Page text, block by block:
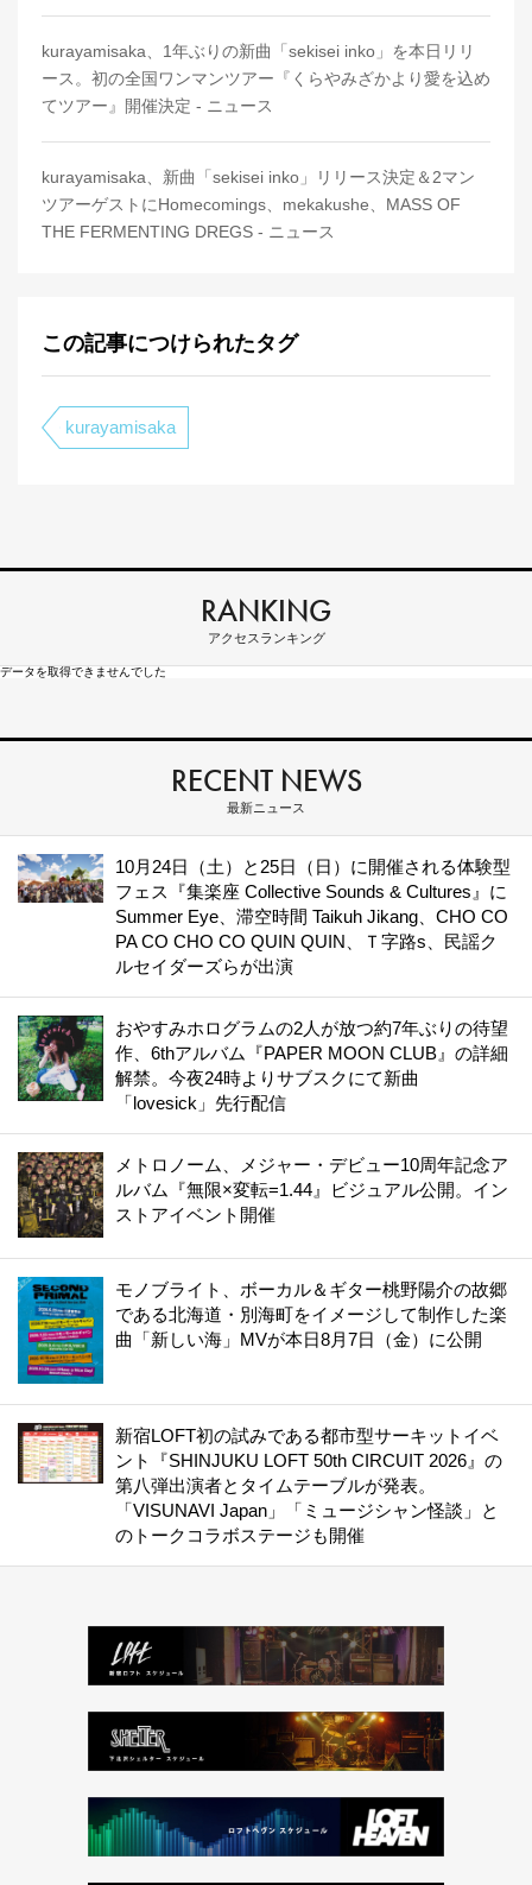
kurayamisaka、1年ぶりの新曲「sekisei inko」を本日リリ
ース。初の全国ワンマンツアー『くらやみざかより愛を込め
てツアー』開催決定 - ニュース
kurayamisaka、新曲「sekisei inko」リリース決定＆2マン
ツアーゲストにHomecomings、mekakushe、MASS OF
THE FERMENTING DREGS - ニュース
この記事につけられたタグ
kurayamisaka
RANKING
アクセスランキング
データを取得できませんでした
RECENT NEWS
最新ニュース
10月24日（土）と25日（日）に開催される体験型
フェス『集楽座 Collective Sounds & Cultures』に
Summer Eye、滞空時間 Taikuh Jikang、CHO CO
PA CO CHO CO QUIN QUIN、Ｔ字路s、民謡ク
ルセイダーズらが出演
おやすみホログラムの2人が放つ約7年ぶりの待望
作、6thアルバム『PAPER MOON CLUB』の詳細
解禁。今夜24時よりサブスクにて新曲
「lovesick」先行配信
メトロノーム、メジャー・デビュー10周年記念ア
ルバム『無限×変転=1.44』ビジュアル公開。イン
ストアイベント開催
モノブライト、ボーカル＆ギター桃野陽介の故郷
である北海道・別海町をイメージして制作した楽
曲「新しい海」MVが本日8月7日（金）に公開
新宿LOFT初の試みである都市型サーキットイベ
ント『SHINJUKU LOFT 50th CIRCUIT 2026』の
第八弾出演者とタイムテーブルが発表。
「VISUNAVI Japan」「ミュージシャン怪談」と
のトークコラボステージも開催